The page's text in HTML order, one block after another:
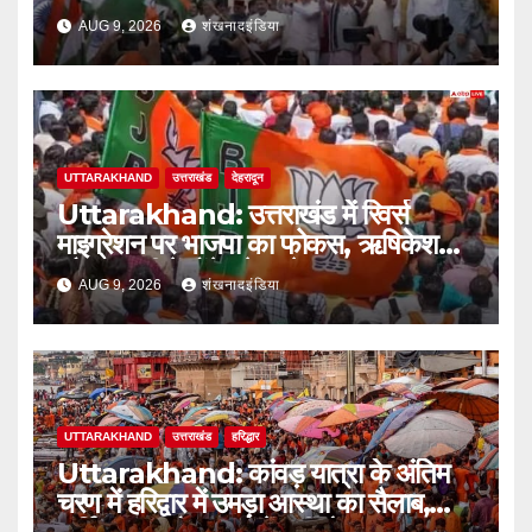
तिरंगा यात्रा
AUG 9, 2026 शंखनादइंडिया
UTTARAKHAND उत्तराखंड देहरादून
Uttarakhand: उत्तराखंड में रिवर्स
माइग्रेशन पर भाजपा का फोकस, ऋषिकेश
और हल्द्वानी में होंगे बड़े सम्मेलन
AUG 9, 2026 शंखनादइंडिया
UTTARAKHAND उत्तराखंड हरिद्धार
Uttarakhand: कांवड़ यात्रा के अंतिम
चरण में हरिद्वार में उमड़ा आस्था का सैलाब,